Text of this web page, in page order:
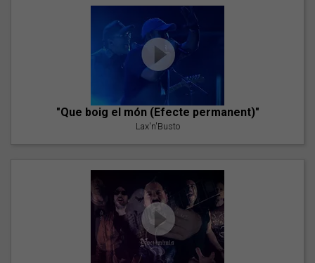
"Que boig el món (Efecte permanent)"
Lax'n'Busto